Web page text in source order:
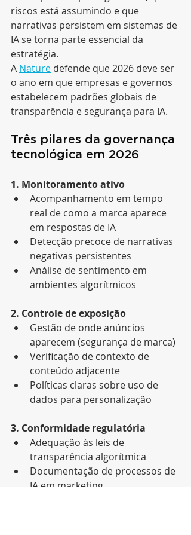
riscos está assumindo e que
narrativas persistem em sistemas de
IA se torna parte essencial da
estratégia.
A Nature defende que 2026 deve ser
o ano em que empresas e governos
estabelecem padrões globais de
transparência e segurança para IA.
Três pilares da governança
tecnológica em 2026
1. Monitoramento ativo
Acompanhamento em tempo
real de como a marca aparece
em respostas de IA
Detecção precoce de narrativas
negativas persistentes
Análise de sentimento em
ambientes algorítmicos
2. Controle de exposição
Gestão de onde anúncios
aparecem (segurança de marca)
Verificação de contexto de
conteúdo adjacente
Políticas claras sobre uso de
dados para personalização
3. Conformidade regulatória
Adequação às leis de
transparência algorítmica
Documentação de processos de
IA em marketing